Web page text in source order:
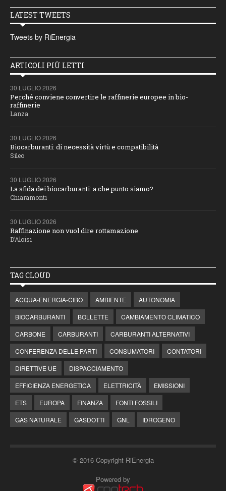
LATEST TWEETS
Tweets by RiEnergia
ARTICOLI PIÙ LETTI
30 LUGLIO 2026
Perché conviene convertire le raffinerie europee in bio-
raffinerie
Lanza
30 LUGLIO 2026
Biocarburanti: di necessità virtù e compatibilità
Sileo
30 LUGLIO 2026
La sfida dei biocarburanti: a che punto siamo?
Chiaramonti
30 LUGLIO 2026
Raffinazione non vuol dire rottamazione
D’Aloisi
TAG CLOUD
ACQUA-ENERGIA-CIBO AMBIENTE
AUTONOMIA
BIOCARBURANTI
BOLLETTE
CAMBIAMENTO CLIMATICO
CARBONE
CARBURANTI
CARBURANTI ALTERNATIVI
CONFERENZA DELLE PARTI
CONSUMATORI
CONTATORI
DIRETTIVE UE
DISPACCIAMENTO
EFFICIENZA ENERGETICA
ELETTRICITÀ
EMISSIONI
ETS
EUROPA FINANZA
FONTI FOSSILI
GAS NATURALE
GASDOTTI GNL IDROGENO
© 2016 Copyright RiEnergia
Powered by